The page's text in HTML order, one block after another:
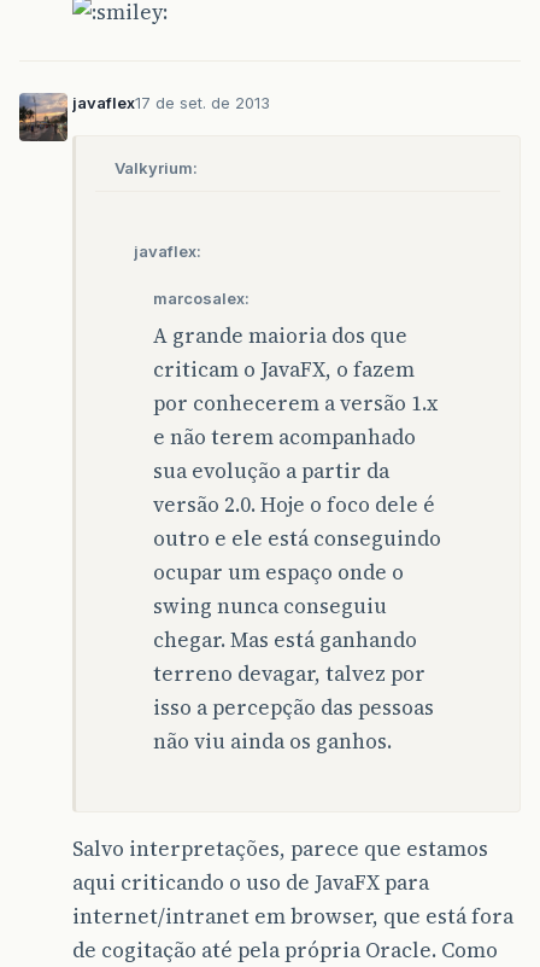
javaflex17 de set. de 2013
Valkyrium:
javaflex:
marcosalex:
A grande maioria dos que
criticam o JavaFX, o fazem
por conhecerem a versão 1.x
e não terem acompanhado
sua evolução a partir da
versão 2.0. Hoje o foco dele é
outro e ele está conseguindo
ocupar um espaço onde o
swing nunca conseguiu
chegar. Mas está ganhando
terreno devagar, talvez por
isso a percepção das pessoas
não viu ainda os ganhos.
Salvo interpretações, parece que estamos
aqui criticando o uso de JavaFX para
internet/intranet em browser, que está fora
de cogitação até pela própria Oracle. Como